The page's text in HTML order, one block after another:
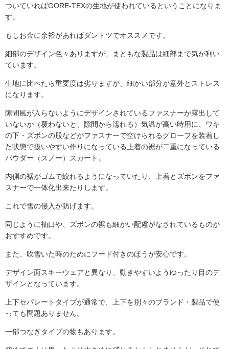
ついていればGORE-TEXの生地が使われているということになりま
す。
もしお金に余裕があればダントツでオススメです。
細部のデザイン色々ありますが、まともな製品は細部まで気が利い
ています。
生地に比べたら重要度は劣りますが、細かい部分が意外とストレス
になります。
隙間風が入らないようにデザインされているファスナーが露出して
いないか（覆わないと、隙間から濡れる）気温が高い時用に、ワキ
の下・ズボンの股などがファスナーで空けられるグローブを装着し
た状態で扱いやすい作りになっている上着の裾が二重になっている
パウダー（スノー）スカート。
内側の裾がゴムで絞れるようになっていたり、上着とズボンをファ
スナーで一体化出来たりします。
これで雪の侵入が防げます。
同じように袖口や、ズボンの裾も細かい配慮がなされているものが
おすすめです。
また、吹雪いた時のためにフード付きのほうが安心です。
デザイン面スキーウェアと異なり、動きやすいようゆったり目のデ
ザインとなっています。
上下セパレートタイプが通常で、上下を別々のブランド・製品で使
っても問題ありません。
一部つなぎタイプの物もあります。